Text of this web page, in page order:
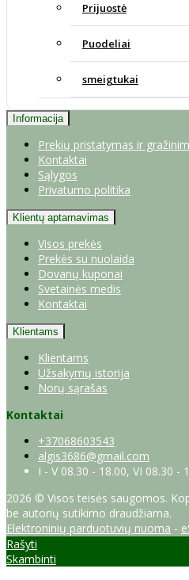
Prijuostė
Puodeliai
smeigtukai
Informacija
Prekių pristatymas ir
Kontaktai
Sąlygos
Privatumo politika
Klientų aptarnavimas
Visos prekės
Prekės su nuolaida
Dovanų kuponai
Svetainės medis
Kontaktai
Klientams
Klientams
Užsakymų istorija
Norų sąrašas
Kontaktai
+37068603543
algis3686@gmail.com
I - V 08.30 - 18.00, VI 08.30 -
2026 © Visos teisės saugomos.
be autorių sutikimo draudžiama.
Elektroninių parduotuvių nuoma -
Rašyti
Skambinti